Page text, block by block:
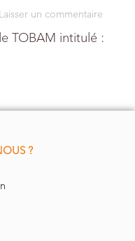
Laisser un commentaire
TOBAM intitulé :
?